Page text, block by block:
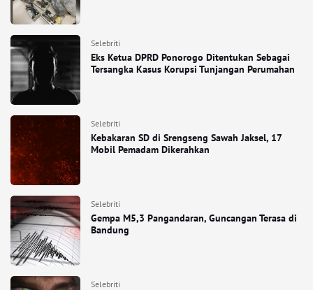
Selebriti
Eks Ketua DPRD Ponorogo Ditentukan Sebagai
Tersangka Kasus Korupsi Tunjangan Perumahan
Selebriti
Kebakaran SD di Srengseng Sawah Jaksel, 17
Mobil Pemadam Dikerahkan
Selebriti
Gempa M5,3 Pangandaran, Guncangan Terasa di
Bandung
Selebriti